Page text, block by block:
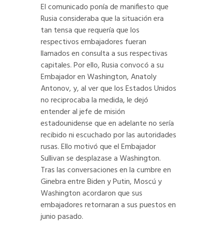
El comunicado ponía de manifiesto que
Rusia consideraba que la situación era
tan tensa que requería que los
respectivos embajadores fueran
llamados en consulta a sus respectivas
capitales. Por ello, Rusia convocó a su
Embajador en Washington, Anatoly
Antonov, y, al ver que los Estados Unidos
no reciprocaba la medida, le dejó
entender al jefe de misión
estadounidense que en adelante no sería
recibido ni escuchado por las autoridades
rusas. Ello motivó que el Embajador
Sullivan se desplazase a Washington.
Tras las conversaciones en la cumbre en
Ginebra entre Biden y Putin, Moscú y
Washington acordaron que sus
embajadores retornaran a sus puestos en
junio pasado.